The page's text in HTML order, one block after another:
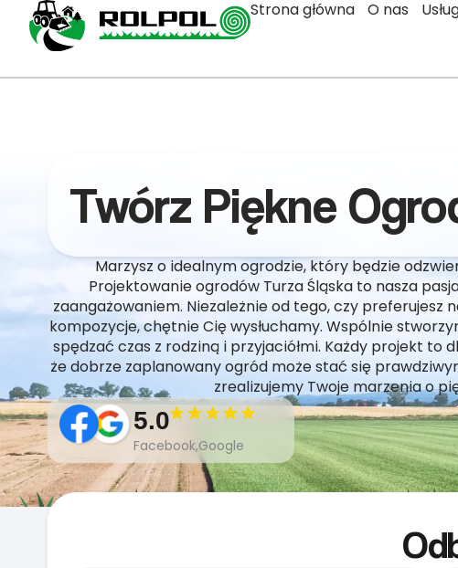
Strona główna O nas
Twórz Piękne
Marzysz o idealnym ogrodzie, który będzie
Projektowanie ogrodów Turza Śląska to nasza
zaangażowaniem. Niezależnie od tego, czy preferujesz
kompozycje, chętnie Cię wysłuchamy. Wspólnie
spędzać czas z rodziną i przyjaciółmi. Każdy projekt to
że dobrze zaplanowany ogród może stać się
zrealizujemy Twoje marzenia o
5.0
Facebook,Google